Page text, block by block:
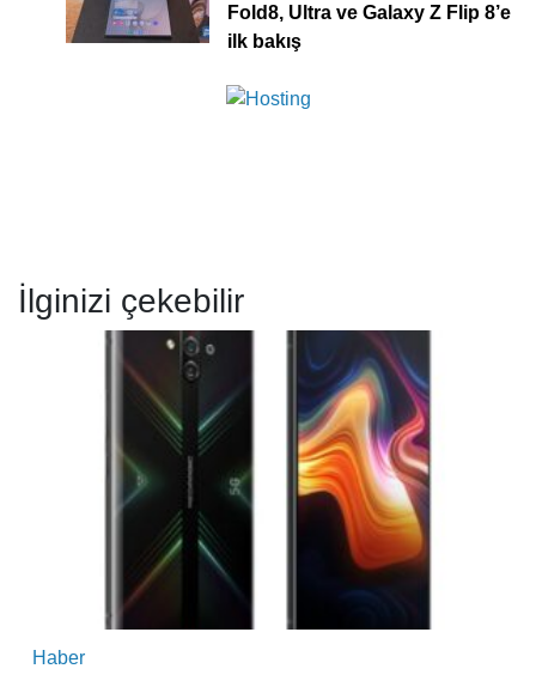
Fold8, Ultra ve Galaxy Z Flip 8’e
ilk bakış
İlginizi çekebilir
Haber